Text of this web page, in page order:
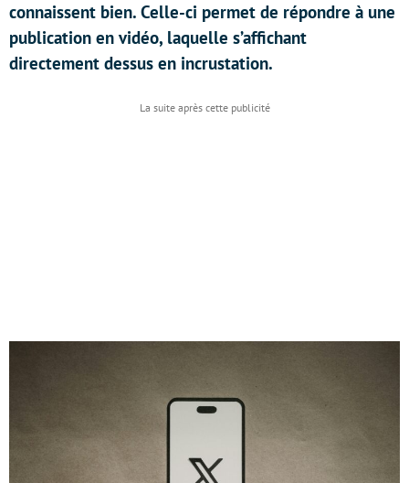
connaissent bien. Celle-ci permet de répondre à une
publication en vidéo, laquelle s’affichant
directement dessus en incrustation.